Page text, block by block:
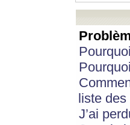
liste
J’ai